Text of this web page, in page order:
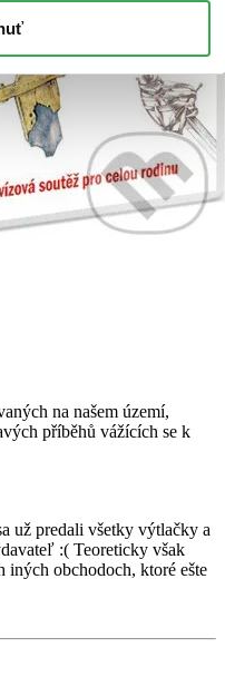
na našem území,
příběhů vážících se k
už predali všetky výtlačky a
:( Teoreticky však
iných obchodoch, ktoré ešte